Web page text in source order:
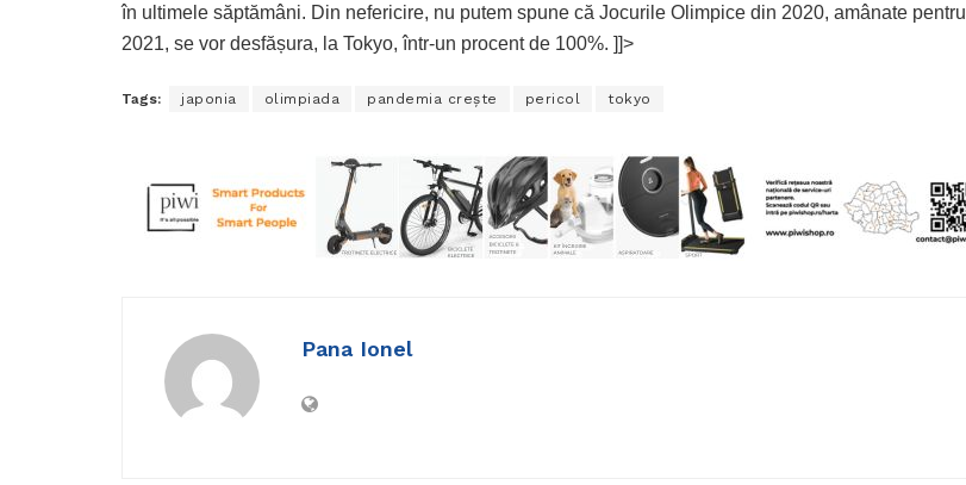
în ultimele săptămâni. Din nefericire, nu putem spune că Jocurile Olimpice din 2020, amânate pentru
2021, se vor desfășura, la Tokyo, într-un procent de 100%. ]]>
Tags: japonia olimpiada pandemia crește pericol tokyo
Pana Ionel